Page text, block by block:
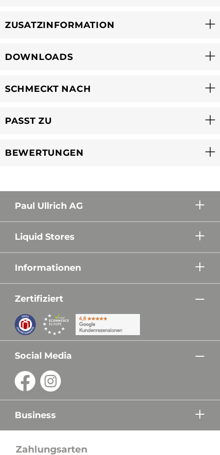
ZUSATZINFORMATION
DOWNLOADS
SCHMECKT NACH
PASST ZU
BEWERTUNGEN
Paul Ullrich AG
Liquid Stores
Informationen
Zertifiziert
Social Media
Business
Zahlungsarten